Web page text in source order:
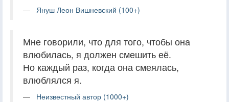
Януш Леон Вишневский (100+)
Мне говорили, что для того, чтобы она
влюбилась, я должен смешить её.
Но каждый раз, когда она смеялась,
влюблялся я.
Неизвестный автор (1000+)